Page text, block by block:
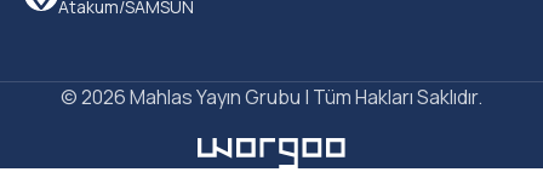
Atakum/SAMSUN
© 2026 Mahlas Yayın Grubu | Tüm Hakları Saklıdır.